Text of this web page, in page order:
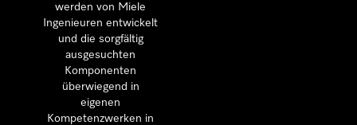
werden von Miele
Ingenieuren entwickelt
und die sorgfältig
ausgesuchten
Komponenten
überwiegend in
eigenen
Kompetenzwerken in